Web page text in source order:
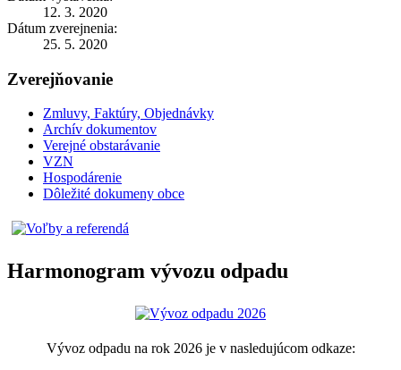
12. 3. 2020
Dátum zverejnenia:
25. 5. 2020
Zverejňovanie
Zmluvy, Faktúry, Objednávky
Archív dokumentov
Verejné obstarávanie
VZN
Hospodárenie
Dôležité dokumeny obce
Harmonogram vývozu odpadu
Vývoz odpadu na rok 2026 je v nasledujúcom odkaze: